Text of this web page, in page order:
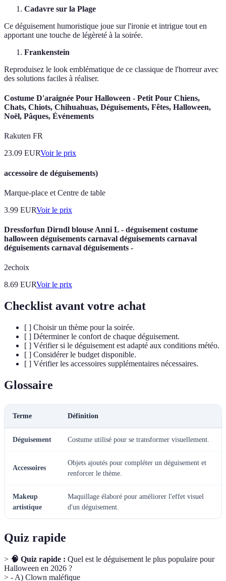
Cadavre sur la Plage
Ce déguisement humoristique joue sur l'ironie et intrigue tout en
apportant une touche de légèreté à la soirée.
Frankenstein
Reproduisez le look emblématique de ce classique de l'horreur avec
des solutions faciles à réaliser.
Costume D'araignée Pour Halloween - Petit Pour Chiens,
Chats, Chiots, Chihuahuas, Déguisements, Fêtes, Halloween,
Noël, Pâques, Événements
Rakuten FR
23.09 EURVoir le prix
accessoire de déguisements)
Marque-place et Centre de table
3.99 EURVoir le prix
Dressforfun Dirndl blouse Anni L - déguisement costume
halloween déguisements carnaval déguisements carnaval
déguisements carnaval déguisements -
2echoix
8.69 EURVoir le prix
Checklist avant votre achat
[ ] Choisir un thème pour la soirée.
[ ] Déterminer le confort de chaque déguisement.
[ ] Vérifier si le déguisement est adapté aux conditions météo.
[ ] Considérer le budget disponible.
[ ] Vérifier les accessoires supplémentaires nécessaires.
Glossaire
Terme Définition
Déguisement Costume utilisé pour se transformer visuellement.
Accessoires
Objets ajoutés pour compléter un déguisement et
renforcer le thème.
Makeup
artistique
Maquillage élaboré pour améliorer l'effet visuel
d'un déguisement.
Quiz rapide
> 🧠 Quiz rapide : Quel est le déguisement le plus populaire pour
Halloween en 2026 ?
> - A) Clown maléfique